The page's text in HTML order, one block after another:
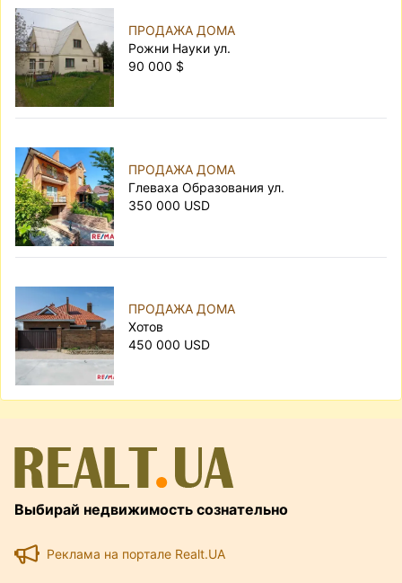
ПРОДАЖА ДОМА
Рожни Науки ул.
90 000 $
ПРОДАЖА ДОМА
Глеваха Образования ул.
350 000 USD
ПРОДАЖА ДОМА
Хотов
450 000 USD
Выбирай недвижимость сознательно
Реклама на портале Realt.UA